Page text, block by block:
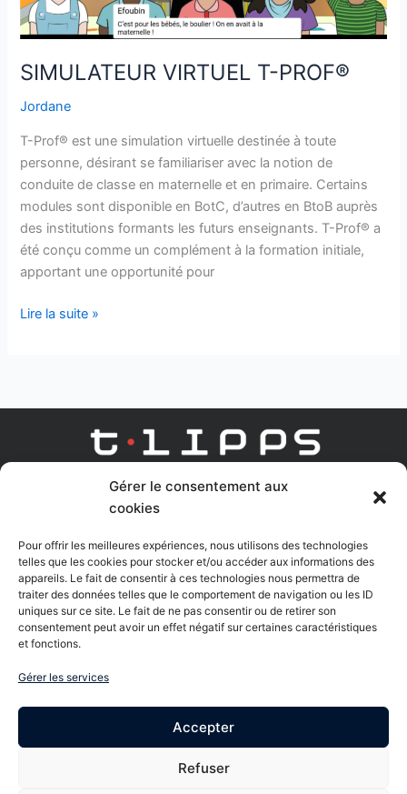
Gérer le consentement aux
cookies
Pour offrir les meilleures expériences, nous utilisons des technologies
telles que les cookies pour stocker et/ou accéder aux informations des
appareils. Le fait de consentir à ces technologies nous permettra de
traiter des données telles que le comportement de navigation ou les ID
uniques sur ce site. Le fait de ne pas consentir ou de retirer son
consentement peut avoir un effet négatif sur certaines caractéristiques
et fonctions.
Gérer les services
Accepter
Refuser
SIMULATEUR VIRTUEL T-PROF®
Jordane
T-Prof® est une simulation virtuelle destinée à toute
personne, désirant se familiariser avec la notion de
conduite de classe en maternelle et en primaire. Certains
modules sont disponible en BotC, d’autres en BtoB auprès
des institutions formants les futurs enseignants. T-Prof® a
été conçu comme un complément à la formation initiale,
apportant une opportunité pour
Lire la suite »
AGENCE DIGITAL LEARNING
LinkedinYoutube
Nous contacter
06 85 48 60 15